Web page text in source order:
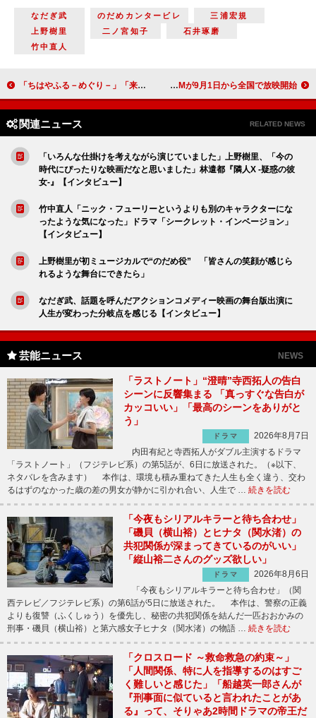
なだぎ武 のだめカンタービレ
三浦宏規
上野樹里
二ノ宮知子
石井琢磨
竹中直人
「ちはやふる－めぐり－」「来週ついに瑞沢OBが集結！」「まさかここで太一（野村周平）と新（新田真剣佑）を師匠にするとは」 芳根京子が地震保険の新広報キャラクターに就任 新TVCMが9月1日から全国で放映開始
関連ニュース RELATED NEWS
「いろんな仕掛けを考えながら演じていました」上野樹里、「今の
時代にぴったりな映画だなと思いました」林遣都『隣人X -疑惑の彼
女-』【インタビュー】
竹中直人「ニック・フューリーというよりも別のキャラクターにな
ったような気になった」ドラマ「シークレット・インベージョン」
【インタビュー】
上野樹里が初ミュージカルで“のだめ役” 「皆さんの笑顔が感じら
れるような舞台にできたら」
なだぎ武、話題を呼んだアクションコメディー映画の舞台版出演に
人生が変わった分岐点を感じる【インタビュー】
芸能ニュース NEWS
「ラストノート」“澄晴”寺西拓人の告白
シーンに反響集まる 「真っすぐな告白が
カッコいい」「最高のシーンをありがと
う」
ドラマ
2026年8月7日
内田有紀と寺西拓人がダブル主演するドラマ
「ラストノート」（フジテレビ系）の第5話が、6日に放送された。（※以下、
ネタバレを含みます） 本作は、環境も積み重ねてきた人生も全く違う、交わ
るはずのなかった歳の差の男女が静かに引かれ合い、人生で … 続きを読む
「今夜もシリアルキラーと待ち合わせ」
「磯貝（横山裕）とヒナタ（関水渚）の
共犯関係が深まってきているのがいい」
「縦山裕二さんのグッズ欲しい」
ドラマ
2026年8月6日
「今夜もシリアルキラーと待ち合わせ」（関
西テレビ／フジテレビ系）の第6話が5日に放送された。 本作は、警察の正義
よりも復讐（ふくしゅう）を優先し、秘密の共犯関係を結んだ一匹おおかみの
刑事・磯貝（横山裕）と第六感女子ヒナタ（関水渚）の物語 … 続きを読む
「クロスロード ～救命救急の約束～」
「人間関係、特に人を指導するのはすご
く難しいと感じた」「船越英一郎さんが
『刑事面に似ていると言われたことがあ
る』って、そりゃあ2時間ドラマの帝王だ